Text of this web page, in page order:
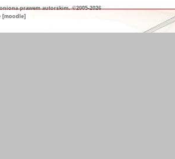
prawem autorskim. ©2005-2026
[moodle]